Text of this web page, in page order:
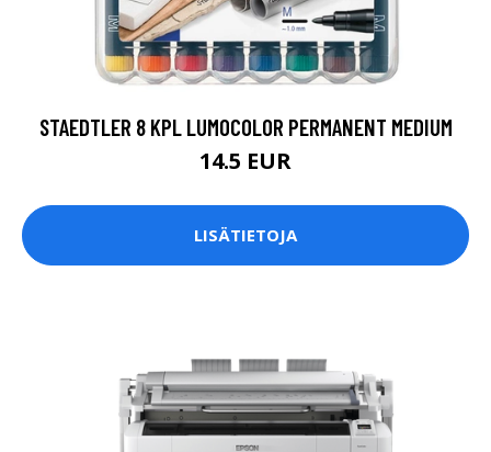
STAEDTLER 8 KPL LUMOCOLOR PERMANENT MEDIUM
14.5 EUR
LISÄTIETOJA